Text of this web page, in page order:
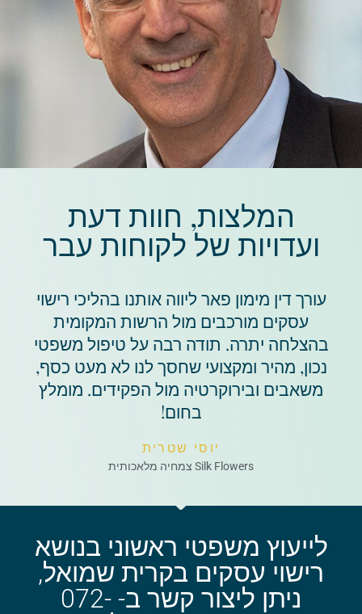
המלצות, חוות דעת
ועדויות של לקוחות עבר
עורך דין מימון פאר ליווה אותנו בהליכי רישוי
עסקים מורכבים מול הרשות המקומית
בהצלחה יתרה. תודה רבה על טיפול משפטי
נכון, מהיר ומקצועי שחסך לנו לא מעט כסף,
משאבים ובירוקרטיה מול הפקידים. מומלץ
בחום!
יוסי שטרית
Silk Flowers צמחיה מלאכותית
לייעוץ משפטי ראשוני בנושא
רישוי עסקים בקרית שמואל,
ניתן ליצור קשר ב- 072-